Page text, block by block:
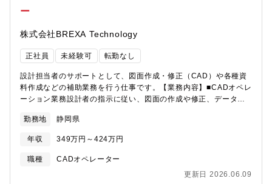
ー
株式会社BREXA Technology
正社員 未経験可 転勤なし
設計担当者のサポートとして、図面作成・修正（CAD）や各種資
料作成などの補助業務を行う仕事です。【業務内容】■CADオペレ
ーション業務設計者の指示に従い、図面の作成や修正、データ整
など、設計業務を円滑に進めるためのサポートを担当します。■資
料作成・データ入力Excelや専用システムを使用し、各種データ入
力や報告資料の作成を行います。■部門内サポート業務関係部署と
のやり取りや、簡単な事務作業など、チーム全体を支える業務を
身につけることができ、技術職へのステップアップや長期的なキ
勤務地 静岡県
年収 349万円～424万円
職種
CADオペレーター
更新日 2026.06.09